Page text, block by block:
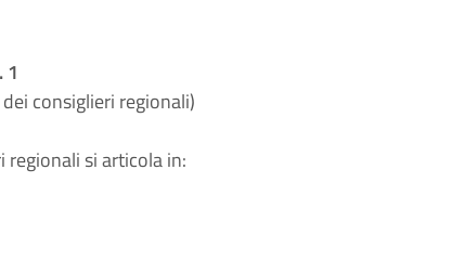
1
consiglieri regionali)
si articola in: